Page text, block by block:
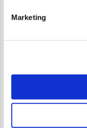
Marketing
Dictionar Englez-Roman
Adaugă în coș